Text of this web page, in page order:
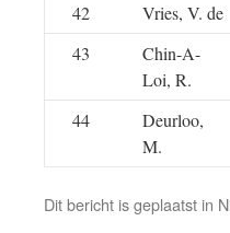
42
Vries, V. de
43
Chin-A-
Loi, R.
44
Deurloo,
M.
Dit bericht is geplaatst in